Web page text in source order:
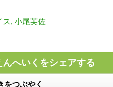
ス 小尾芙佐
へいくをシェアする
をつぶやく